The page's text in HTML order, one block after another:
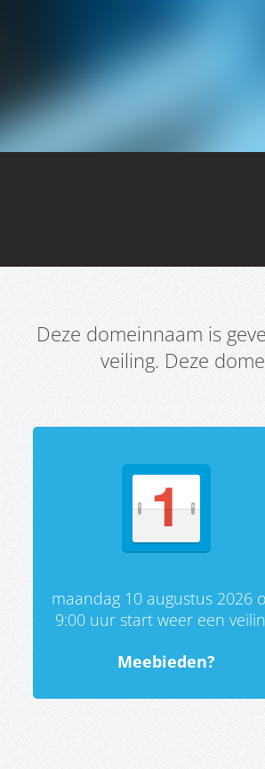
Deze domeinnaam is
veiling. Deze
maandag 10 augustus 2026
9:00 uur start weer een
Meebieden?